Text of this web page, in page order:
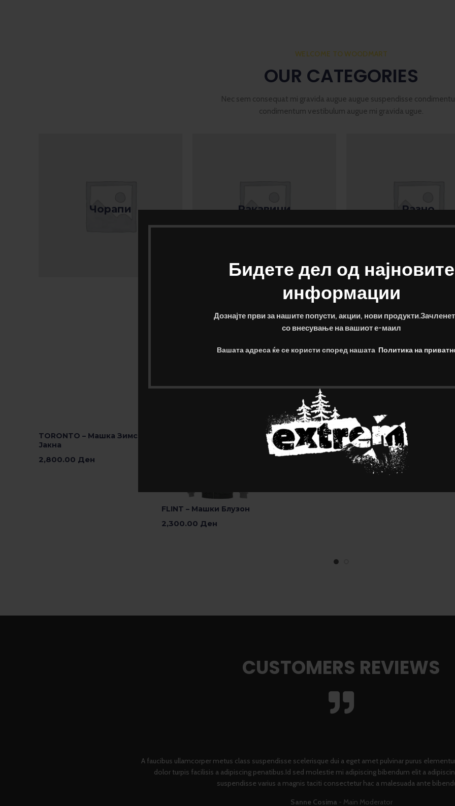
Бидете дел од најновите
информации
Дознајте први за нашите попусти, акции, нови
со внесување на вашиот е-маил
Вашата адреса ќе се користи според нашата Политика на
WELCOME TO WOODMART
OUR CATEGORIES
Nec sem consequat mi gravida augue augue suspendisse
condimentum vestibulum augue mi gravida ugue.
Чорапи Ракавици Разно
WELCOME TO WOODMART
OUR BESTSELLERS
condimentum vestibulum augue mi gravida ugue.
TORONTO – Машка Зимска
Јакна
2,800.00 Ден
FLINT – Машки Блузон
2,300.00 Ден
MINTER – Машки Блузон-
Јакна
2,350.00
1,700.00
CUSTOMERS REVIEWS
A faucibus ullamcorper metus class suspendisse scelerisque dui a eget amet pulvinar purus
dolor turpis facilisis a adipiscing penatibus.Id sed molestie mi adipiscing bibendum elit a
suspendisse varius a magnis taciti consectetur hac a malesuada ante
Sanne Cosima Main Moderator